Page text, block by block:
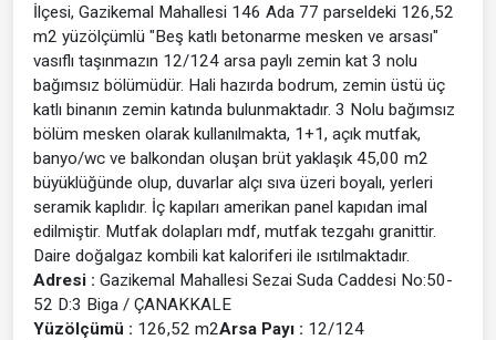
İlçesi, Gazikemal Mahallesi 146 Ada 77 parseldeki 126,52
m2 yüzölçümlü "Beş katlı betonarme mesken ve arsası"
vasıflı taşınmazın 12/124 arsa paylı zemin kat 3 nolu
bağımsız bölümüdür. Hali hazırda bodrum, zemin üstü üç
katlı binanın zemin katında bulunmaktadır. 3 Nolu bağımsız
bölüm mesken olarak kullanılmakta, 1+1, açık mutfak,
banyo/wc ve balkondan oluşan brüt yaklaşık 45,00 m2
büyüklüğünde olup, duvarlar alçı sıva üzeri boyalı, yerleri
seramik kaplıdır. İç kapıları amerikan panel kapıdan imal
edilmiştir. Mutfak dolapları mdf, mutfak tezgahı granittir.
Daire doğalgaz kombili kat kaloriferi ile ısıtılmaktadır.
Adresi : Gazikemal Mahallesi Sezai Suda Caddesi No:50-
52 D:3 Biga / ÇANAKKALE
Yüzölçümü : 126,52 m2Arsa Payı : 12/124